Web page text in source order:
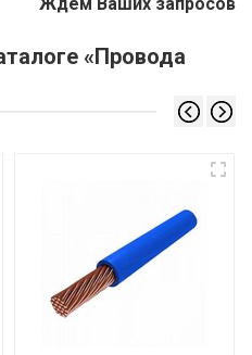
«Провода